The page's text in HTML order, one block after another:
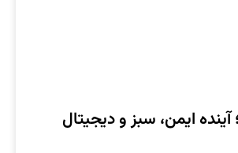
ایمن، سبز و دیجیتال